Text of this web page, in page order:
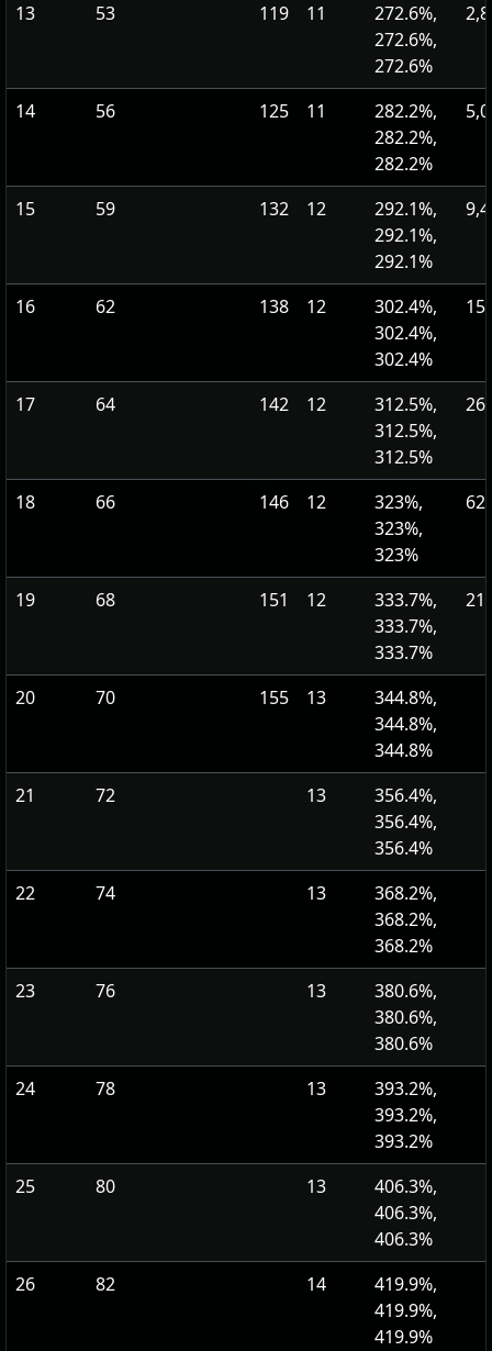
13 53 119 11
272.6%,
272.6%,
272.6%
14 56 125 11
282.2%,
282.2%,
282.2%
15 59 132 12
292.1%,
292.1%,
292.1%
16 62 138 12
302.4%,
302.4%,
302.4%
17 64 142 12
312.5%,
312.5%,
312.5%
18 66 146 12
323%,
323%,
323%
19 68 151 12
333.7%,
333.7%,
333.7%
20 70 155 13
344.8%,
344.8%,
344.8%
21
72 13
356.4%,
356.4%,
356.4%
22
74 13
368.2%,
368.2%,
368.2%
23
76 13
380.6%,
380.6%,
380.6%
24
78 13
393.2%,
393.2%,
393.2%
25
80 13
406.3%,
406.3%,
406.3%
26
82 14
419.9%,
419.9%,
419.9%